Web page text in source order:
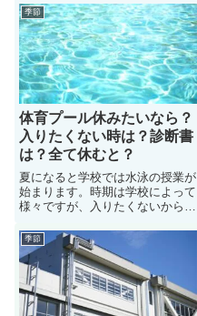
か？男性陣に意見（体験談）を聞
いてみた。またプール授業で男子
が女子の水着を見る男性心理やそ
の理由についても紹介します。も
し水泳の授業中に男子と目が合っ
たら相手は何を考えているのか？
季節
体育プール休みたいなら？
入りたくない時は？診断書
は？全て休むと？
夏になると学校では水泳の授業が
始まります。時期は学校によって
様々ですが、入りたくないから休
す。では体育のプール授業（水泳
の授業）を休みたい入りたくない
ときはどうすれば良いのか？また
水泳の授業を休む際の診断書の必
要性やプール授業を全部全て休む
リスクについても解説します。
季節